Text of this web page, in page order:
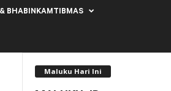
BHABINKAMTIBMAS
Maluku Hari Ini